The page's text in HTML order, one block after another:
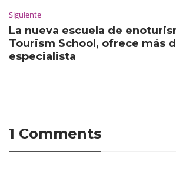
Siguiente
La nueva escuela de
Tourism School, ofrece más
especialista
1 Comments